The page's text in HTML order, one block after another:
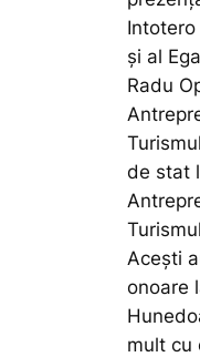
Intotero
și al
Radu
de stat
Acești
onoare
mult cu